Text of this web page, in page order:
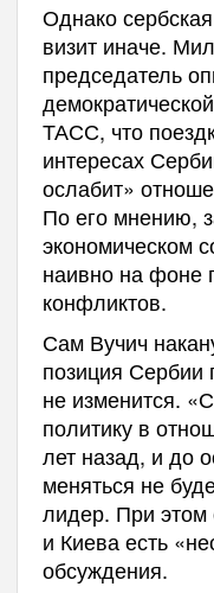
Однако
визит иначе.
председатель
ТАСС, что
интересах
ослабит»
По его мнению,
экономическом
наивно на фоне
конфликтов.
Сам Вучич
позиция Сербии
не изменится.
политику в
лет назад, и до
меняться не
лидер. При этом
и Киева есть
обсуждения.